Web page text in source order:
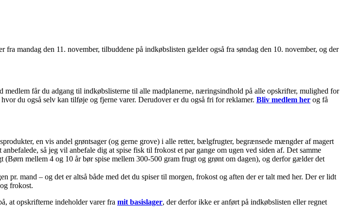
fra mandag den 11. november, tilbuddene på indkøbslisten gælder også fra søndag den 10. november, og der
får du adgang til indkøbslisterne til alle madplanerne, næringsindhold på alle opskrifter, mulighed for
du også selv kan tilføje og fjerne varer. Derudover er du også fri for reklamer. Bliv medlem her og få
en vis andel grøntsager (og gerne grove) i alle retter, bælgfrugter, begrænsede mængder af magert
så jeg vil anbefale dig at spise fisk til frokost et par gange om ugen ved siden af. Det samme
mellem 4 og 10 år bør spise mellem 300-500 gram frugt og grønt om dagen), og derfor gælder det
mand – og det er altså både med det du spiser til morgen, frokost og aften der er talt med her. Der er lidt
frokost.
at opskrifterne indeholder varer fra mit basislager, der derfor ikke er anført på indkøbslisten eller regnet